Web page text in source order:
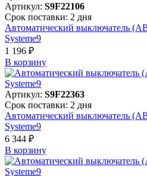
Артикул: S9F22106
Срок поставки: 2 дня
Автоматический выключатель
Systeme9
1 196 ₽
В корзинy
Артикул: S9F22363
Срок поставки: 2 дня
Автоматический выключатель
Systeme9
6 344 ₽
В корзинy